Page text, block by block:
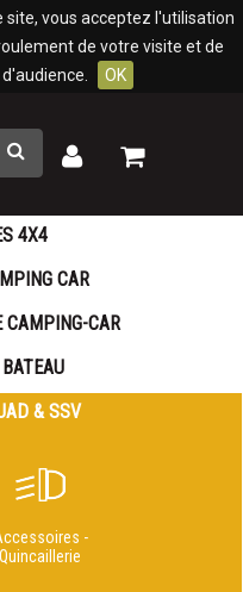
site, vous acceptez l'utilisation
de votre visite et de
OK
Rechercher
Mon
Mon
4X4
CAR
CAMPING-CAR
& SSV
-
Quincaillerie